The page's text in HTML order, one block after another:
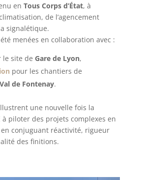
en Tous Corps d’État, à
de l’agencement
signalétique.
menées en collaboration avec :
le site de Gare de Lyon,
pour les chantiers de
Val de Fontenay.
une nouvelle fois la
à piloter des projets complexes en
conjuguant réactivité, rigueur
des finitions.